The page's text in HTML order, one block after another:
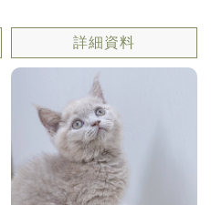
詳細資料